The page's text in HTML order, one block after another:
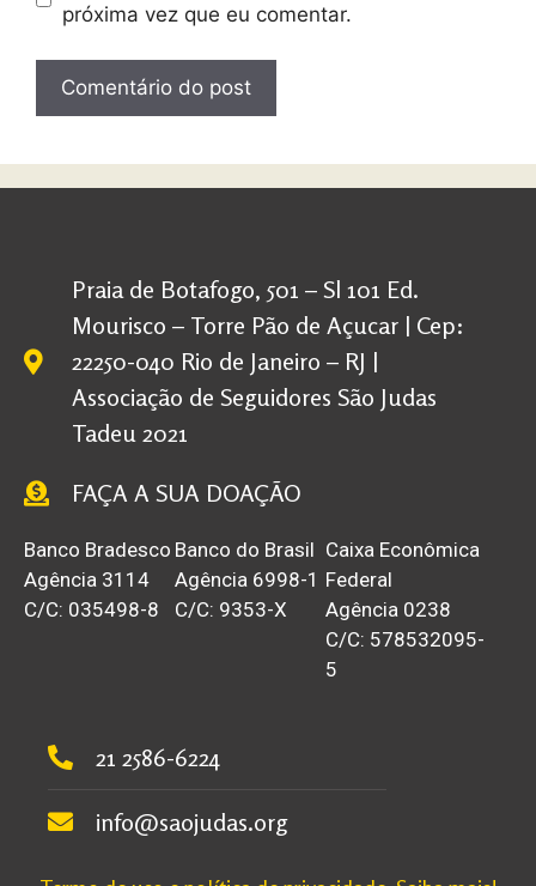
próxima vez que eu comentar.
Praia de Botafogo, 501 – Sl 101 Ed.
Mourisco – Torre Pão de Açucar | Cep:
22250-040 Rio de Janeiro – RJ |
Associação de Seguidores São Judas
Tadeu 2021
FAÇA A SUA DOAÇÃO
Banco Bradesco
Agência 3114
C/C: 035498-8
Banco do Brasil
Agência 6998-1
C/C: 9353-X
Caixa Econômica
Federal
Agência 0238
C/C: 578532095-
5
21 2586-6224
info@saojudas.org